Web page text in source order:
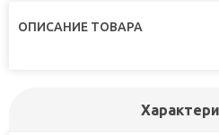
ОПИСАНИЕ ТОВАРА